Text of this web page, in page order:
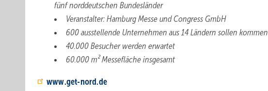
fünf norddeutschen Bundesländer
Veranstalter: Hamburg Messe und Congress GmbH
600 ausstellende Unternehmen aus 14 Ländern sollen kommen
40.000 Besucher werden erwartet
60.000 m² Messefläche insgesamt
www.get-nord.de